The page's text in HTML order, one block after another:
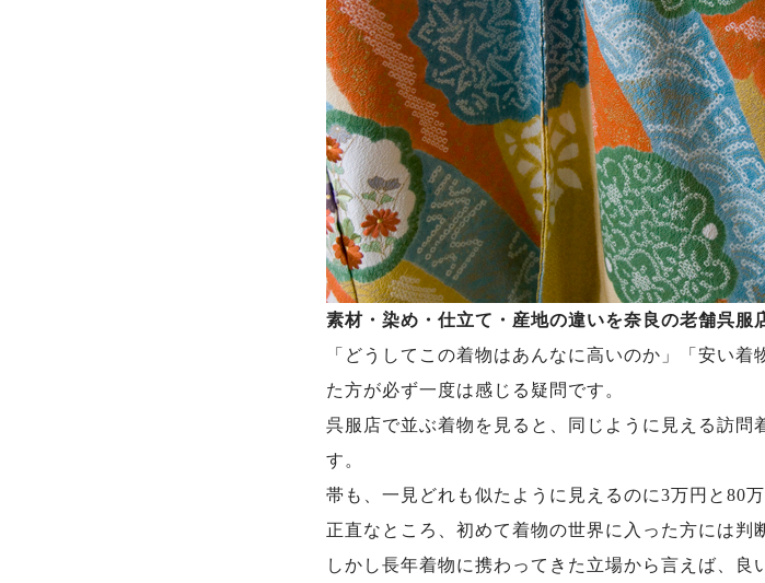
素材・染め・仕立て・産地の違いを奈良の老舗呉服
「どうしてこの着物はあんなに高いのか」「安い
た方が必ず一度は感じる疑問です。
呉服店で並ぶ着物を見ると、同じように見える訪問
す。
帯も、一見どれも似たように見えるのに3万円と80
正直なところ、初めて着物の世界に入った方には判
しかし長年着物に携わってきた立場から言えば、